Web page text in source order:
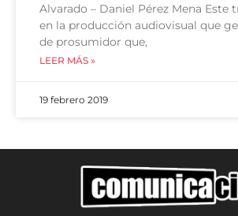
Alvarado – Daniel Pérez Mena Este
en la producción audiovisual que
de prosumidor que,
LEER MÁS »
19 febrero 2019